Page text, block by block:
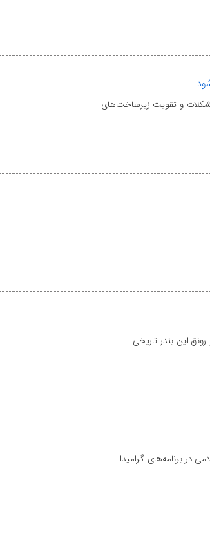
و تقویت زیرساخت‌های
این بندر تاریخی
در برنامه‌های گرامیدا